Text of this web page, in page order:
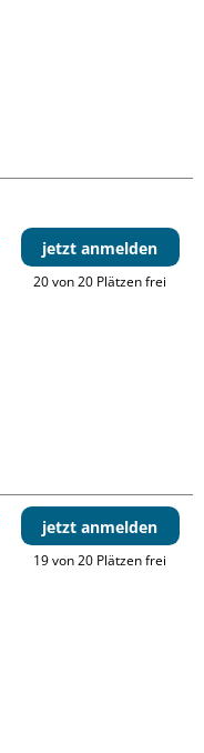
jetzt anmelden
20 von 20 Plätzen frei
jetzt anmelden
19 von 20 Plätzen frei